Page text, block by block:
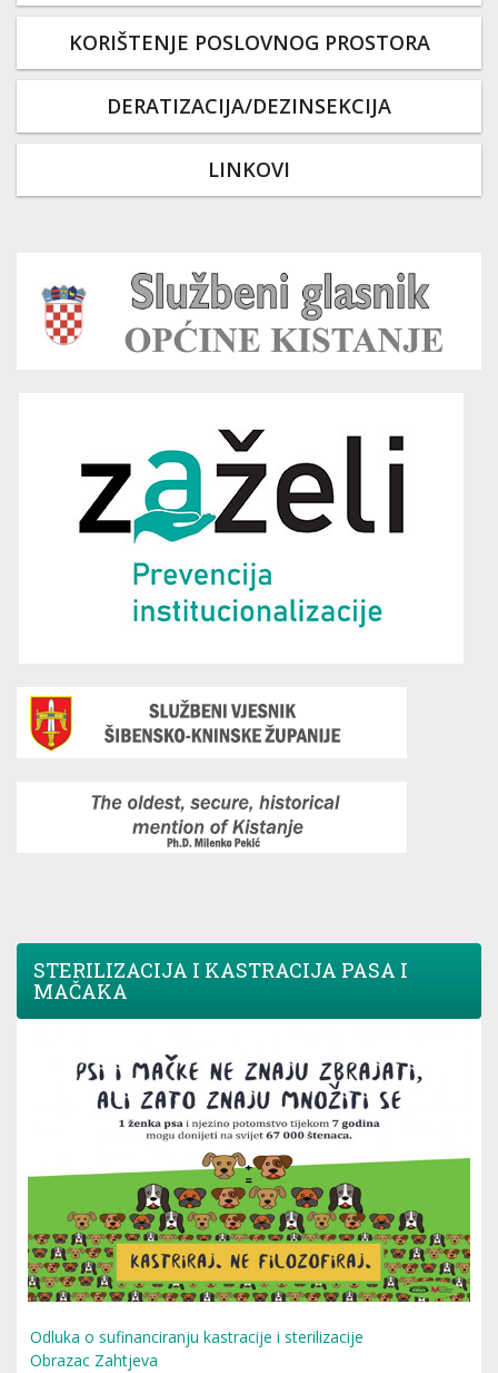
KORIŠTENJE POSLOVNOG PROSTORA
DERATIZACIJA/DEZINSEKCIJA
LINKOVI
STERILIZACIJA I KASTRACIJA PASA I
MAČAKA
Odluka o sufinanciranju kastracije i sterilizacije
Obrazac Zahtjeva